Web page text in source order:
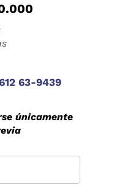
63-9439
únicamente